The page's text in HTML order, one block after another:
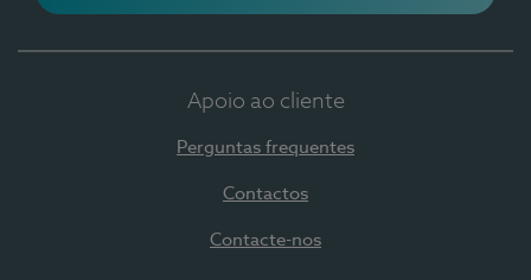
Apoio ao cliente
Perguntas frequentes
Contactos
Contacte-nos